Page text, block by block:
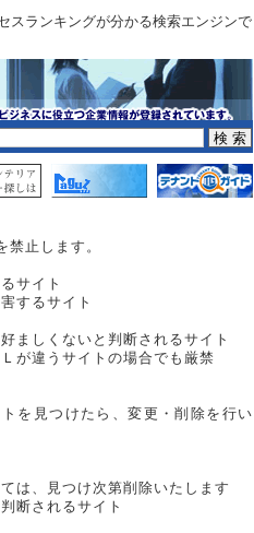
スランキングが分かる検索エンジンで
止します。
サイト
するサイト
ましくないと判断されるサイト
が違うサイトの場合でも厳禁
を見つけたら、変更・削除を行い
は、見つけ次第削除いたします
断されるサイト